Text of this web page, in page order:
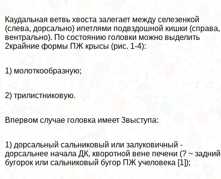
Каудальная ветвь хвоста залегает между селезенкой
(слева, дорсально) ипетлями подвздошной кишки (справа,
вентрально). По состоянию головки можно выделить
2крайние формы ПЖ крысы (рис. 1-4):
1) молоткообразную;
2) трилистниковую.
Впервом случае головка имеет 3выступа:
1) дорсальный сальниковый или залуковичный -
дорсальнее начала ДК, кворотной вене печени (? ~ задний
бугорок или сальниковый бугор ПЖ учеловека [1]);